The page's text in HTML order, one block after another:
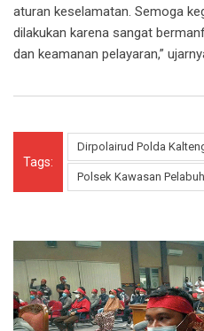
aturan keselamatan. Semoga
dilakukan karena sangat
dan keamanan pelayaran,”
Tags:
Dirpolairud Polda
Polsek Kawasan